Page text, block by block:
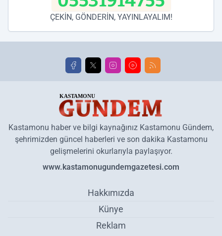
ÇEKİN, GÖNDERİN, YAYINLAYALIM!
Kastamonu haber ve bilgi kaynağınız Kastamonu Gündem,
şehrimizden güncel haberleri ve son dakika Kastamonu
gelişmelerini okurlarıyla paylaşıyor.
www.kastamonugundemgazetesi.com
Hakkımızda
Künye
Reklam